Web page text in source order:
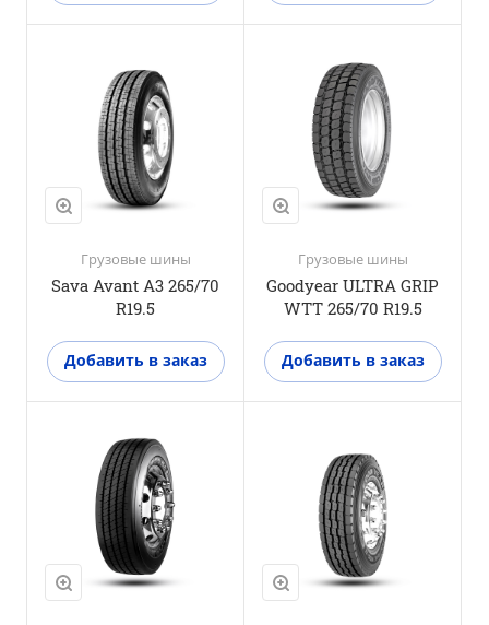
Грузовые шины
Sava Avant A3 265/70
R19.5
Добавить в заказ
Прицепная ось
M+S
Да
3PMSF
Да
Грузовые шины
Goodyear ULTRA GRIP
WTT 265/70 R19.5
Добавить в заказ
Рулевая ось
M+S
Да
3PMSF
Нет